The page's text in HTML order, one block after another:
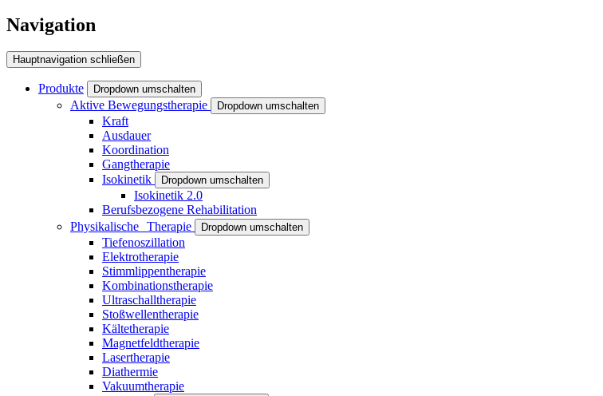
Navigation
Hauptnavigation schließen
Produkte Dropdown umschalten
Aktive Bewegungstherapie Dropdown umschalten
Kraft
Ausdauer
Koordination
Gangtherapie
Isokinetik
Dropdown umschalten
Isokinetik 2.0
Berufsbezogene Rehabilitation
Physikalische Therapie
Dropdown umschalten
Tiefenoszillation
Elektrotherapie
Stimmlippentherapie
Kombinationstherapie
Ultraschalltherapie
Stoßwellentherapie
Kältetherapie
Magnetfeldtherapie
Lasertherapie
Diathermie
Vakuumtherapie